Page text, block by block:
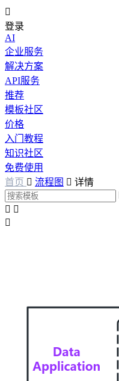

登录
AI
企业服务
解决方案
API服务
推荐
模板社区
价格
入门教程
知识社区
免费使用
首页  流程图  详情
 
